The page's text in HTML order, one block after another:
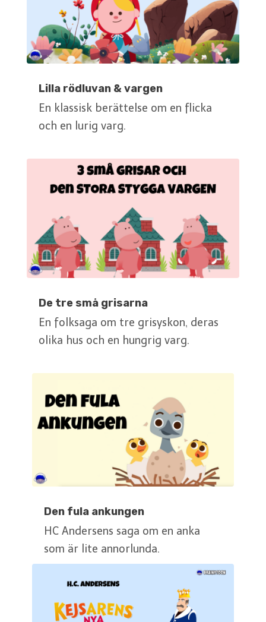
Lilla rödluvan & vargen
En klassisk berättelse om en flicka
och en lurig varg.
De tre små grisarna
En folksaga om tre grisyskon, deras
olika hus och en hungrig varg.
Den fula ankungen
HC Andersens saga om en anka
som är lite annorlunda.